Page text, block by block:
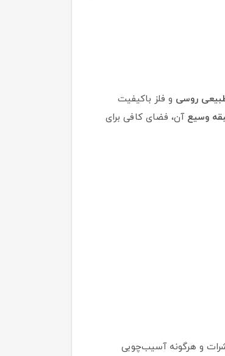
روسی و فلز باکیفیت
آن، فضای کافی برای
و هرگونه آسیب‌چوبی